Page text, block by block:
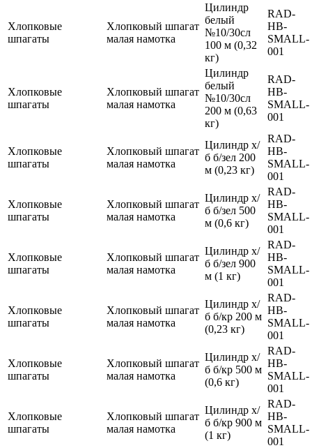
Хлопковые
шпагаты
Хлопковый шпагат
малая намотка
Цилиндр
белый
№10/30сл
100 м (0,32
кг)
RAD-
HB-
SMALL-
001
Хлопковые
шпагаты
Хлопковый шпагат
малая намотка
Цилиндр
белый
№10/30сл
200 м (0,63
кг)
RAD-
HB-
SMALL-
001
Хлопковые
шпагаты
Хлопковый шпагат
малая намотка
Цилиндр х/
б б/зел 200
м (0,23 кг)
RAD-
HB-
SMALL-
001
Хлопковые
шпагаты
Хлопковый шпагат
малая намотка
Цилиндр х/
б б/зел 500
м (0,6 кг)
RAD-
HB-
SMALL-
001
Хлопковые
шпагаты
Хлопковый шпагат
малая намотка
Цилиндр х/
б б/зел 900
м (1 кг)
RAD-
HB-
SMALL-
001
Хлопковые
шпагаты
Хлопковый шпагат
малая намотка
Цилиндр х/
б б/кр 200 м
(0,23 кг)
RAD-
HB-
SMALL-
001
Хлопковые
шпагаты
Хлопковый шпагат
малая намотка
Цилиндр х/
б б/кр 500 м
(0,6 кг)
RAD-
HB-
SMALL-
001
Хлопковые
шпагаты
Хлопковый шпагат
малая намотка
Цилиндр х/
б б/кр 900 м
(1 кг)
RAD-
HB-
SMALL-
001